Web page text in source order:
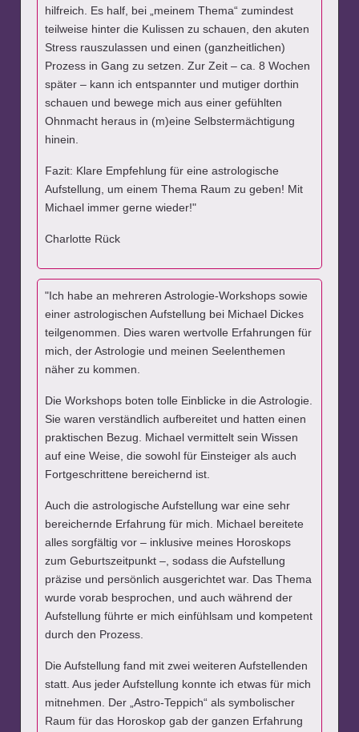
hilfreich. Es half, bei „meinem Thema“ zumindest
teilweise hinter die Kulissen zu schauen, den akuten
Stress rauszulassen und einen (ganzheitlichen)
Prozess in Gang zu setzen. Zur Zeit – ca. 8 Wochen
später – kann ich entspannter und mutiger dorthin
schauen und bewege mich aus einer gefühlten
Ohnmacht heraus in (m)eine Selbstermächtigung
hinein.
Fazit: Klare Empfehlung für eine astrologische
Aufstellung, um einem Thema Raum zu geben! Mit
Michael immer gerne wieder!"
Charlotte Rück
"Ich habe an mehreren Astrologie-Workshops sowie
einer astrologischen Aufstellung bei Michael Dickes
teilgenommen. Dies waren wertvolle Erfahrungen für
mich, der Astrologie und meinen Seelenthemen
näher zu kommen.
Die Workshops boten tolle Einblicke in die Astrologie.
Sie waren verständlich aufbereitet und hatten einen
praktischen Bezug. Michael vermittelt sein Wissen
auf eine Weise, die sowohl für Einsteiger als auch
Fortgeschrittene bereichernd ist.
Auch die astrologische Aufstellung war eine sehr
bereichernde Erfahrung für mich. Michael bereitete
alles sorgfältig vor – inklusive meines Horoskops
zum Geburtszeitpunkt –, sodass die Aufstellung
präzise und persönlich ausgerichtet war. Das Thema
wurde vorab besprochen, und auch während der
Aufstellung führte er mich einfühlsam und kompetent
durch den Prozess.
Die Aufstellung fand mit zwei weiteren Aufstellenden
statt. Aus jeder Aufstellung konnte ich etwas für mich
mitnehmen. Der „Astro-Teppich“ als symbolischer
Raum für das Horoskop gab der ganzen Erfahrung